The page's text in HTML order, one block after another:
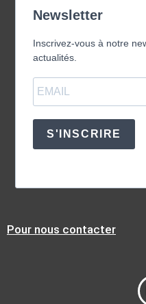
Newsletter
Inscrivez-vous à notre
actualités.
S'INSCRIRE
Pour nous contacter